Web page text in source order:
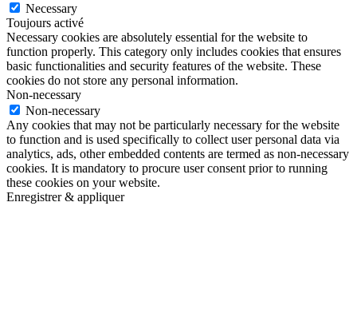
Necessary
Toujours activé
Necessary cookies are absolutely essential for the website to
function properly. This category only includes cookies that ensures
basic functionalities and security features of the website. These
cookies do not store any personal information.
Non-necessary
Non-necessary
Any cookies that may not be particularly necessary for the website
to function and is used specifically to collect user personal data via
analytics, ads, other embedded contents are termed as non-necessary
cookies. It is mandatory to procure user consent prior to running
these cookies on your website.
Enregistrer & appliquer